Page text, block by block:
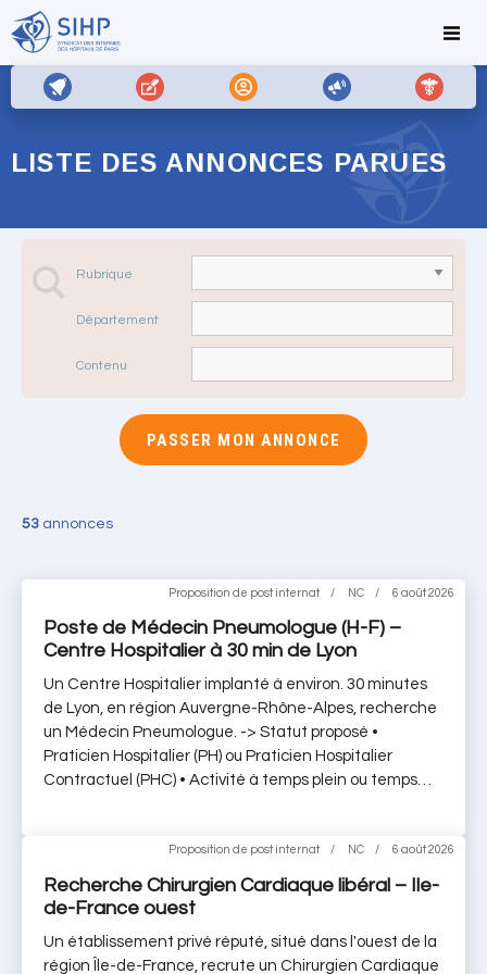
LISTE DES ANNONCES PARUES
Rubrique
Département
Contenu
PASSER MON ANNONCE
53 annonces
Poste de Médecin Pneumologue (H-F) –
Centre Hospitalier à 30 min de Lyon
Proposition de post internat NC 6 août 2026
Un Centre Hospitalier implanté à environ. 30 minutes
de Lyon, en région Auvergne-Rhône-Alpes, recherche
un Médecin Pneumologue. -> Statut proposé •
Praticien Hospitalier (PH) ou Praticien Hospitalier
Contractuel (PHC) • Activité à temps plein ou temps
rapidement inscriptible au Conseil de l’Ordre des
Médecins en France -> Activité proposée • Pathologies
prises en charge : insuffisance respiratoire chronique
(diagnostic et bilan d’extension), pneumopathies
Recherche Chirurgien Cardiaque libéral – Ile-
de-France ouest
Proposition de post internat NC 6 août 2026
Un établissement privé réputé, situé dans l'ouest de la
région Île-de-France, recrute un Chirurgien Cardiaque